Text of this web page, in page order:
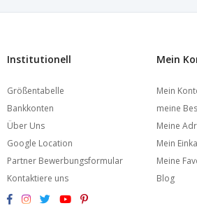
Institutionell
Größentabelle
Bankkonten
Über Uns
Google Location
Partner Bewerbungsformular
Kontaktiere uns
Mein
Mein
meine
Meine
Mein
Meine
Blog